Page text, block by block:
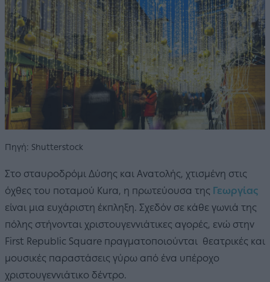
Πηγή: Shutterstock
Στο σταυροδρόμι Δύσης και Ανατολής, χτισμένη στις
όχθες του ποταμού Kura, η πρωτεύουσα της Γεωργίας
είναι μια ευχάριστη έκπληξη. Σχεδόν σε κάθε γωνιά της
πόλης στήνονται χριστουγεννιάτικες αγορές, ενώ στην
First Republic Square πραγματοποιούνται θεατρικές και
μουσικές παραστάσεις γύρω από ένα υπέροχο
χριστουγεννιάτικο δέντρο.